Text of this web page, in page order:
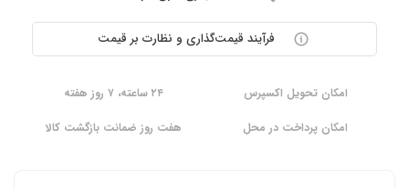
فرآیند قیمت‌گذاری و نظارت بر قیمت
امکان تحویل اکسپرس
۲۴ ساعته، ۷ روز هفته
امکان پرداخت در محل
هفت روز ضمانت بازگشت کالا